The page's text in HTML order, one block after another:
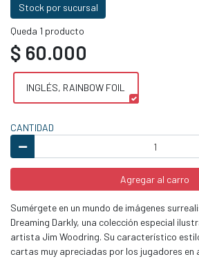
Stock por sucursal
Queda 1 producto
$ 60.000
INGLÉS, RAINBOW FOIL
CANTIDAD
Agregar al carro
Sumérgete en un mundo de imágenes
Dreaming Darkly, una colección especial
artista Jim Woodring. Su característico
cartas muy apreciadas por los jugadores